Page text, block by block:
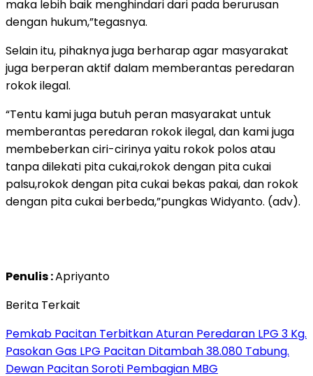
maka lebih baik menghindari dari pada berurusan
dengan hukum,”tegasnya.
Selain itu, pihaknya juga berharap agar masyarakat
juga berperan aktif dalam memberantas peredaran
rokok ilegal.
“Tentu kami juga butuh peran masyarakat untuk
memberantas peredaran rokok ilegal, dan kami juga
membeberkan ciri-cirinya yaitu rokok polos atau
tanpa dilekati pita cukai,rokok dengan pita cukai
palsu,rokok dengan pita cukai bekas pakai, dan rokok
dengan pita cukai berbeda,”pungkas Widyanto. (adv).
Penulis :Apriyanto
Berita Terkait
Pemkab Pacitan Terbitkan Aturan Peredaran LPG 3 Kg.
Pasokan Gas LPG Pacitan Ditambah 38.080 Tabung.
Dewan Pacitan Soroti Pembagian MBG